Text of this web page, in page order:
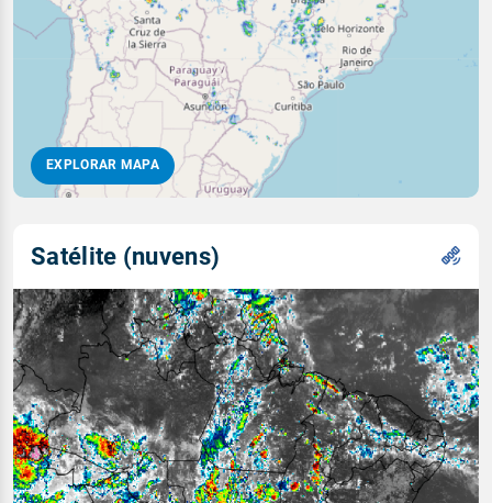
EXPLORAR MAPA
Satélite (nuvens)